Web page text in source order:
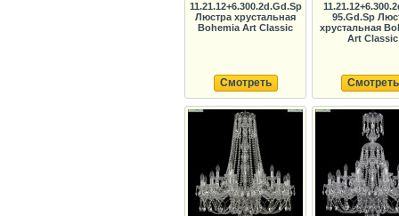
11.21.12+6.300.2d.Gd.Sp
Люстра хрустальная
Bohemia Art Classic
Смотреть
95.Gd.Sp
хрустальная
Art Classic
Смотреть